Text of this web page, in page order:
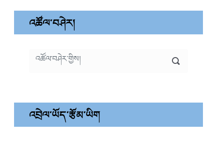
འཚོལ་བཤེར།
འབྲེལ་ཡོད་རྩོམ་ཡིག